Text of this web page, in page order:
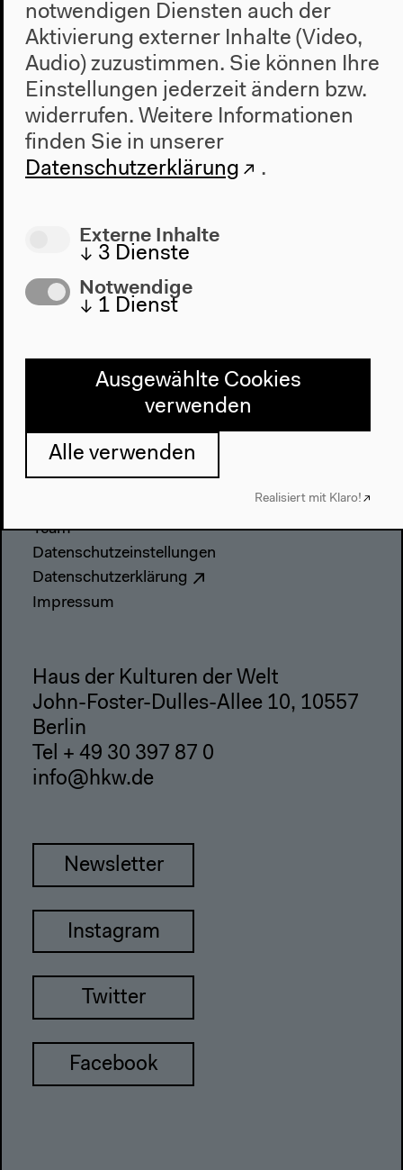
Programm
2022
Das Neue Alphabet
Das Anthropozän am HKW
Über uns
Geschichte
Kontakt
Team
Datenschutzeinstellungen
Datenschutzerklärung
Impressum
Haus der Kulturen der Welt
John-Foster-Dulles-Allee 10, 10557
Berlin
Tel + 49 30 397 87 0
info@hkw.de
Newsletter
Instagram
Twitter
Facebook
notwendigen Diensten auch der
Aktivierung externer Inhalte (Video,
Audio) zuzustimmen. Sie können Ihre
Einstellungen jederzeit ändern bzw.
widerrufen. Weitere Informationen
finden Sie in unserer
Datenschutzerklärung
.
Externe Inhalte
↓ 3 Dienste
Notwendige
↓ 1 Dienst
Ausgewählte Cookies
verwenden
Alle verwenden
Realisiert mit Klaro!